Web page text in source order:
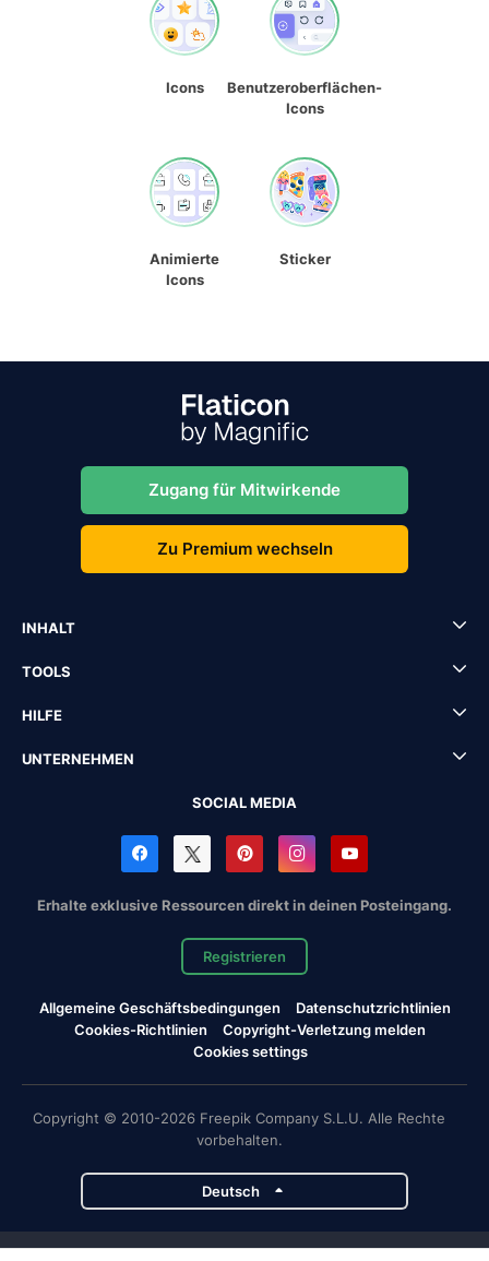
Icons
Benutzeroberflächen-
Icons
Animierte
Icons
Sticker
Zugang für Mitwirkende
Zu Premium wechseln
INHALT
TOOLS
HILFE
UNTERNEHMEN
SOCIAL MEDIA
Erhalte exklusive Ressourcen direkt in deinen Posteingang.
Registrieren
Allgemeine Geschäftsbedingungen
Datenschutzrichtlinien
Cookies-Richtlinien
Copyright-Verletzung melden
Cookies settings
Copyright © 2010-2026 Freepik Company S.L.U. Alle Rechte
vorbehalten.
Deutsch